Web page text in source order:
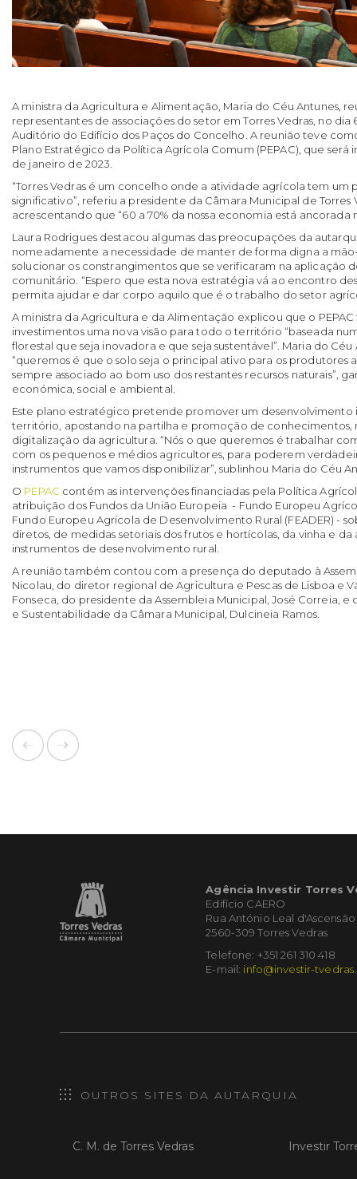
A ministra da Agricultura e Alimentação, Maria do Céu Antunes,
representantes de associações do setor em Torres Vedras, no
Auditório do Edifício dos Paços do Concelho. A reunião teve
Plano Estratégico da Política Agrícola Comum (PEPAC), que
de janeiro de 2023.
“Torres Vedras é um concelho onde a atividade agrícola tem um
significativo”, referiu a presidente da Câmara Municipal de Torres
acrescentando que “60 a 70% da nossa economia está ancorada
Laura Rodrigues destacou algumas das preocupações da
nomeadamente a necessidade de manter de forma digna a
solucionar os constrangimentos que se verificaram na aplicação
comunitário. “Espero que esta nova estratégia vá ao encontro
permita ajudar e dar corpo aquilo que é o trabalho do setor
A ministra da Agricultura e da Alimentação explicou que o
investimentos uma nova visão para todo o território “baseada
florestal que seja inovadora e que seja sustentável”. Maria do
“queremos é que o solo seja o principal ativo para os produtores
sempre associado ao bom uso dos restantes recursos naturais”,
económica, social e ambiental.
Este plano estratégico pretende promover um
território, apostando na partilha e promoção de conhecimentos,
digitalização da agricultura. “Nós o que queremos é trabalhar
com os pequenos e médios agricultores, para poderem
instrumentos que vamos disponibilizar”, sublinhou Maria do Céu
O PEPAC contém as intervenções financiadas pela Política
atribuição dos Fundos da União Europeia - Fundo Europeu
Fundo Europeu Agrícola de Desenvolvimento Rural (FEADER) -
diretos, de medidas setoriais dos frutos e hortícolas, da vinha e
instrumentos de desenvolvimento rural.
A reunião também contou com a presença do deputado à
Nicolau, do diretor regional de Agricultura e Pescas de Lisboa e
Fonseca, do presidente da Assembleia Municipal, José Correia,
e Sustentabilidade da Câmara Municipal, Dulcineia Ramos.
Agência Investir Torres
Edifício CAERO
Rua António Leal d'Ascensão
2560-309 Torres Vedras
Telefone: +351 261 310 418
E-mail: info@investir-
OUTROS SITES DA AUTARQUIA
C. M. de Torres Vedras Investir